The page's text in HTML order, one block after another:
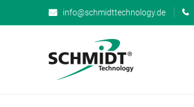
info@schmidttechnology.de